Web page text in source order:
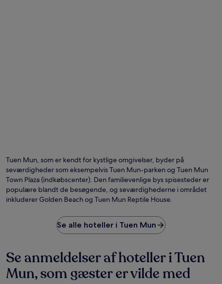
Tuen Mun, som er kendt for kystlige omgivelser, byder på
seværdigheder som eksempelvis Tuen Mun-parken og Tuen Mun
Town Plaza (indkøbscenter). Den familievenlige bys spisesteder er
populære blandt de besøgende, og seværdighederne i området
inkluderer Golden Beach og Tuen Mun Reptile House.
Se alle hoteller i Tuen Mun
Se anmeldelser af hoteller i Tuen
Mun, som gæster er vilde med